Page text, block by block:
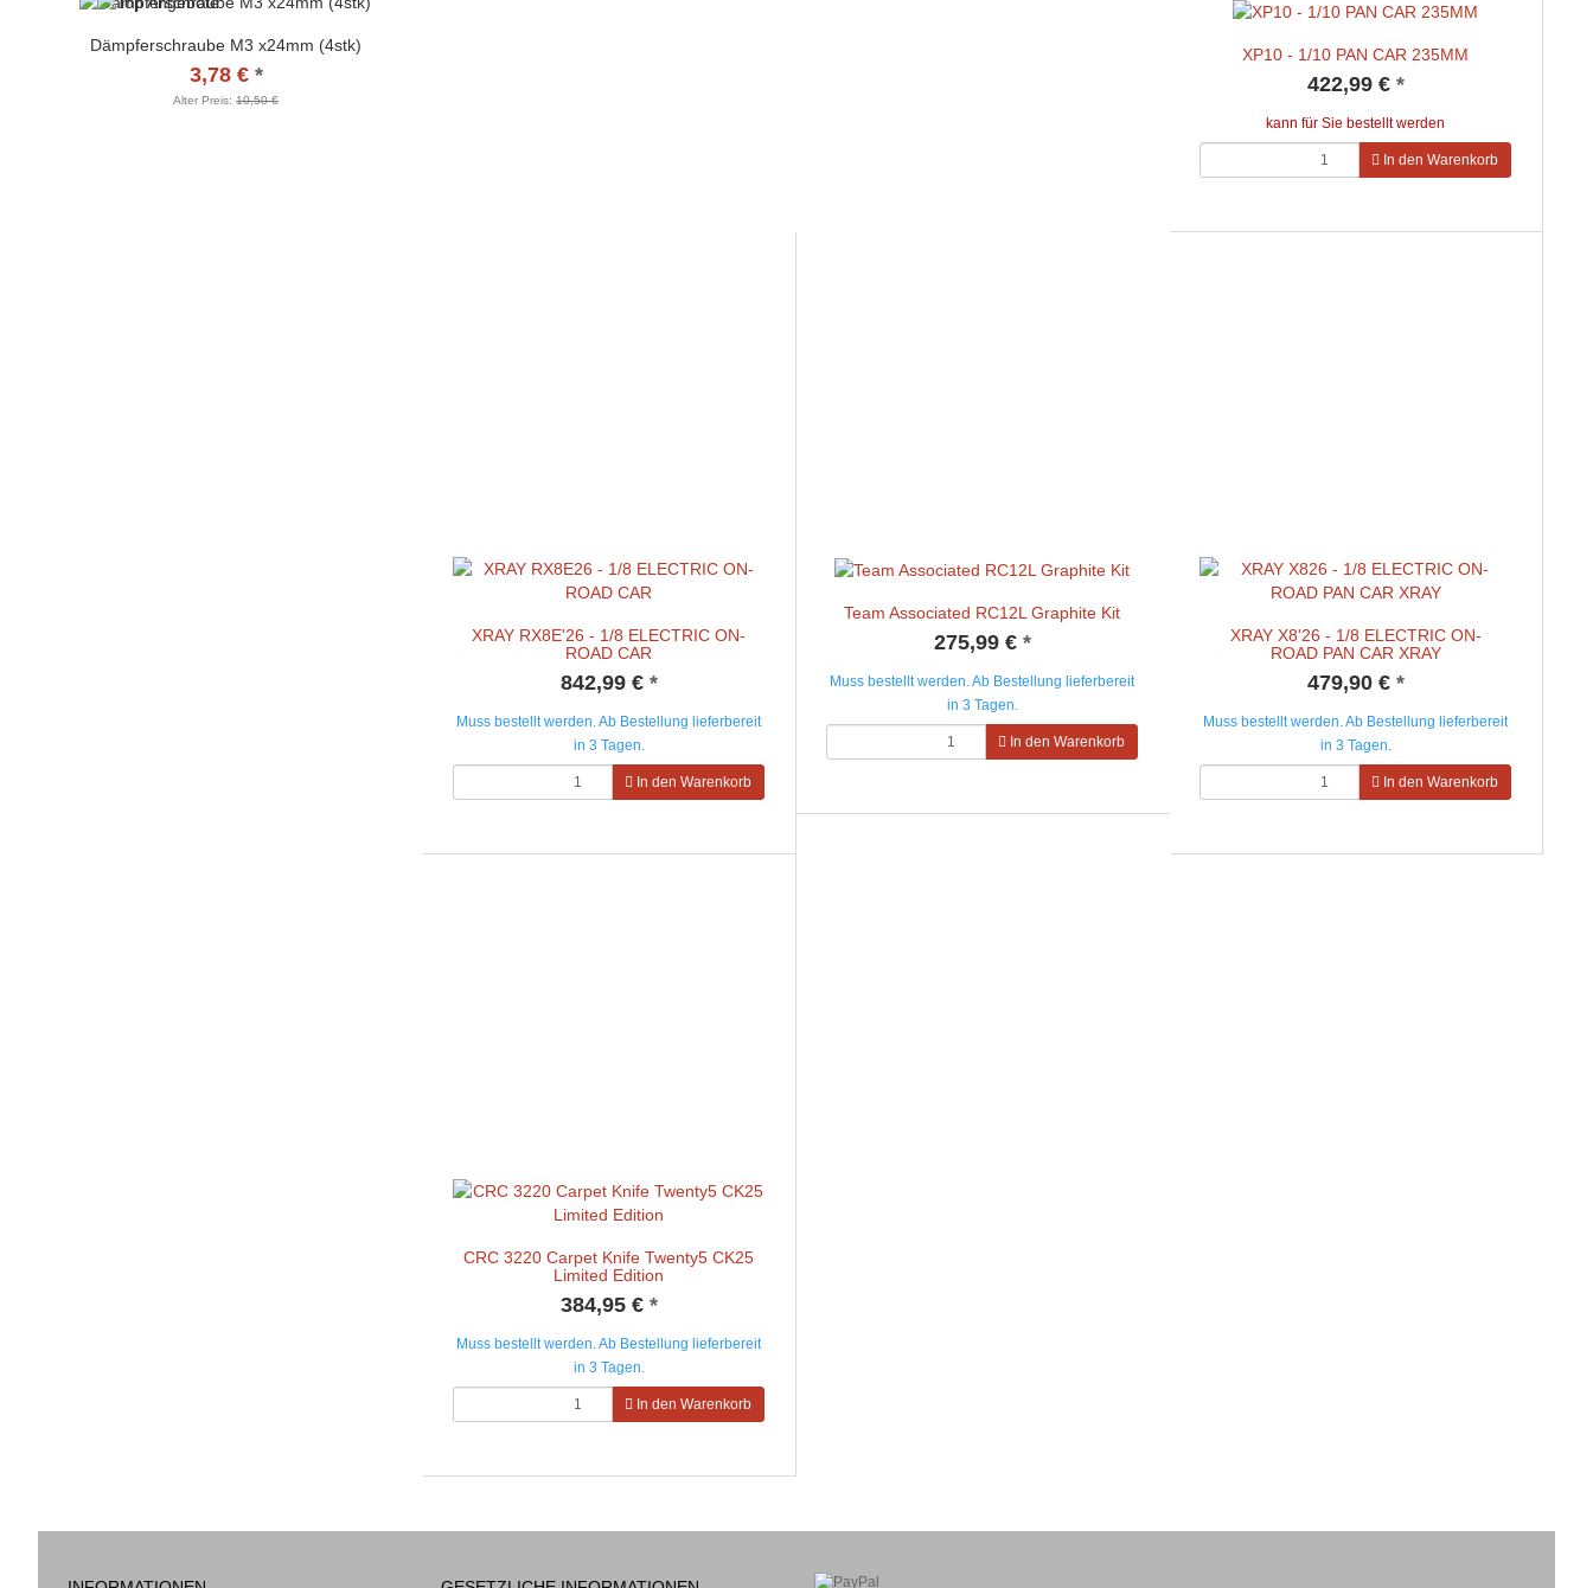
XP10 - 1/10 PAN CAR 235MM
422,99 € *
kann für Sie bestellt werden
In den Warenkorb
XRAY RX8E'26 - 1/8 ELECTRIC ON-
ROAD CAR
842,99 € *
Muss bestellt werden. Ab Bestellung lieferbereit
in 3 Tagen.
In den Warenkorb
Team Associated RC12L Graphite Kit
275,99 € *
Muss bestellt werden. Ab Bestellung lieferbereit
in 3 Tagen.
In den Warenkorb
XRAY X8'26 - 1/8 ELECTRIC ON-
ROAD PAN CAR XRAY
479,90 € *
Muss bestellt werden. Ab Bestellung lieferbereit
in 3 Tagen.
In den Warenkorb
CRC 3220 Carpet Knife Twenty5 CK25
Limited Edition
384,95 € *
Muss bestellt werden. Ab Bestellung lieferbereit
in 3 Tagen.
In den Warenkorb
Dämpferschraube M3 x24mm (4stk)
3,78 € *
Alter Preis: 10,50 €